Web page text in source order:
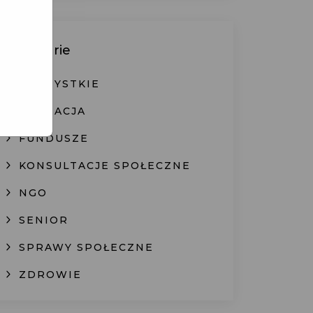
Kategorie
WSZYSTKIE
EDUKACJA
FUNDUSZE
KONSULTACJE SPOŁECZNE
NGO
SENIOR
SPRAWY SPOŁECZNE
ZDROWIE